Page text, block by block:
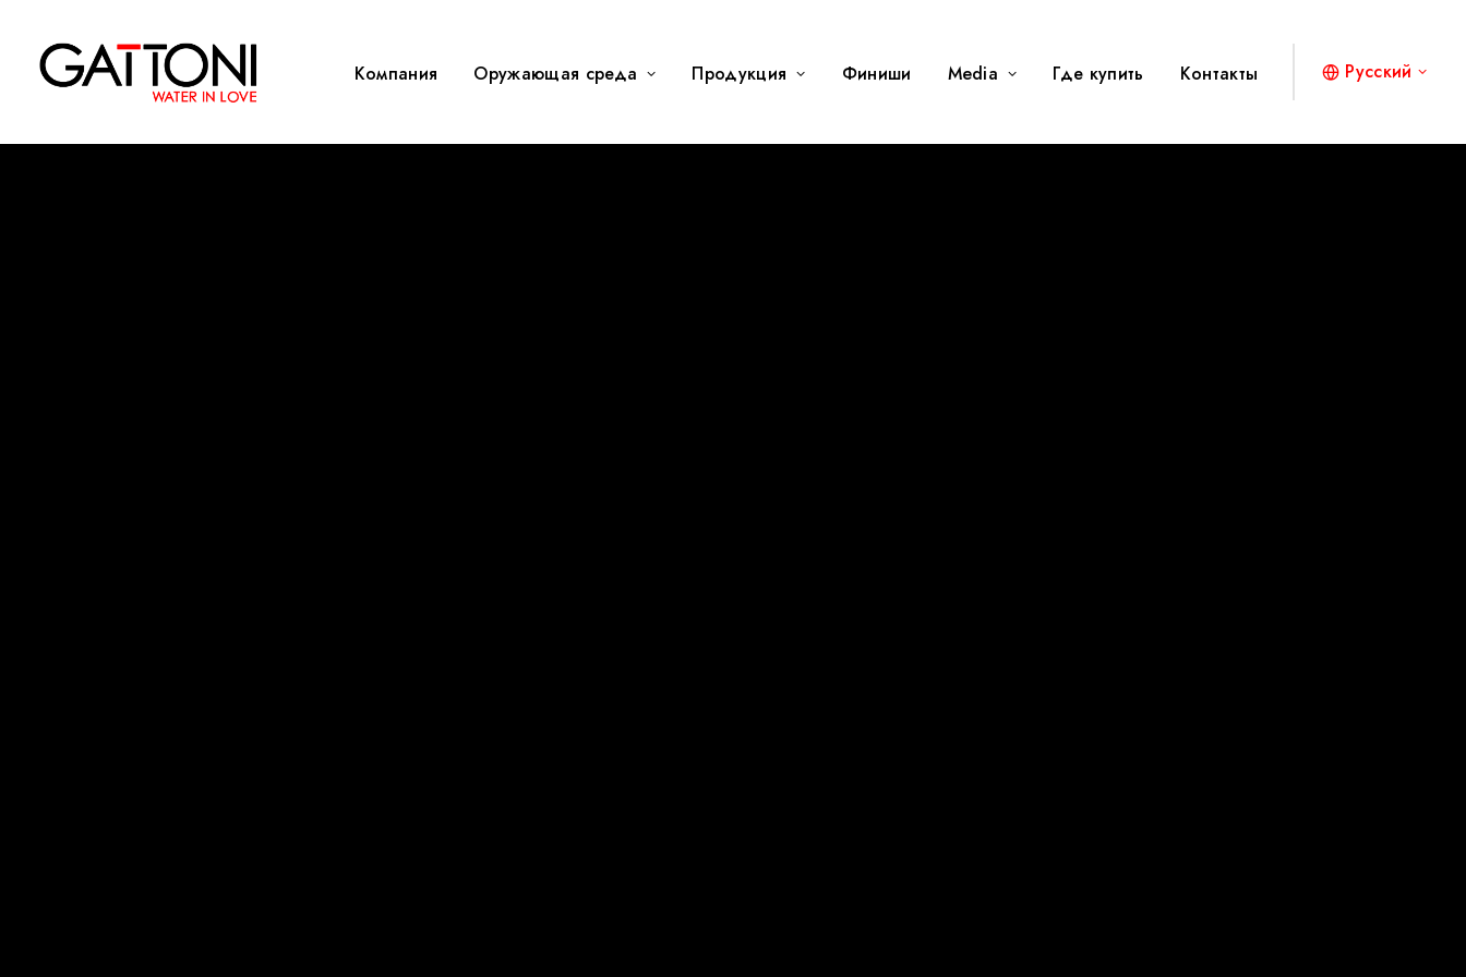
Компания Oружающая среда Продукция Финиши Media Где купить Контакты Русский